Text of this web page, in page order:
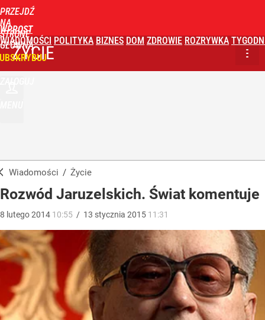
PRZEJDŹ
NA
STRONĘ
GŁÓWNĄ
WPROST
WIADOMOŚCI POLITYKA BIZNES DOM ZDROWIE ROZRYWKA
ŻYCIE
Wiadomości / Życie
Rozwód Jaruzelskich. Świat komentuje
8 lutego2014 10:55 / 13 stycznia 2015 11:31